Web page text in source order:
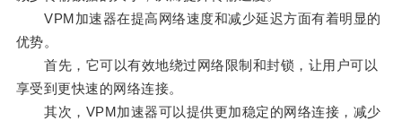
VPM加速器在提高网络速度和减少延迟方面有着明显的
优势。
首先，它可以有效地绕过网络限制和封锁，让用户可以
享受到更快速的网络连接。
其次，VPM加速器可以提供更加稳定的网络连接，减少